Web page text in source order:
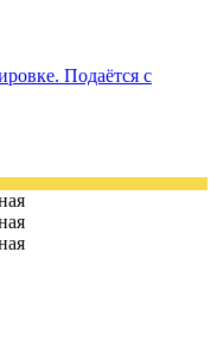
Подаётся с